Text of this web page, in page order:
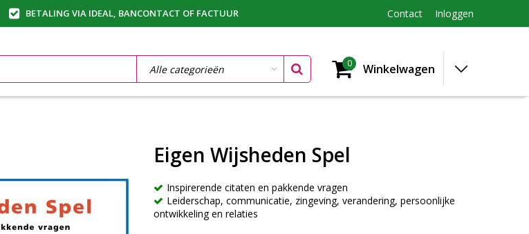
BETALING VIA IDEAL, BANCONTACT OF FACTUUR Contact Inloggen
0 Winkelwagen
Eigen Wijsheden Spel
Inspirerende citaten en pakkende vragen
Leiderschap, communicatie, zingeving, verandering, persoonlijke
ontwikkeling en relaties